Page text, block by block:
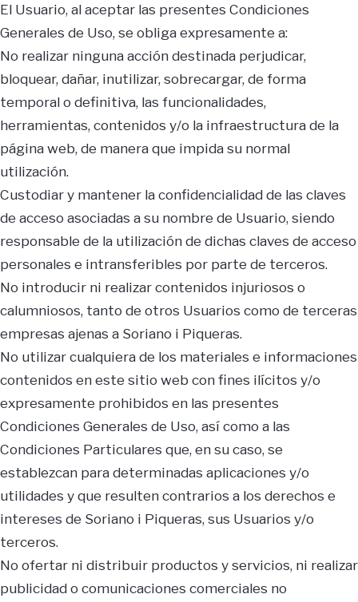
El Usuario, al aceptar las presentes Condiciones
Generales de Uso, se obliga expresamente a:
No realizar ninguna acción destinada perjudicar,
bloquear, dañar, inutilizar, sobrecargar, de forma
temporal o definitiva, las funcionalidades,
herramientas, contenidos y/o la infraestructura de la
página web, de manera que impida su normal
utilización.
Custodiar y mantener la confidencialidad de las claves
de acceso asociadas a su nombre de Usuario, siendo
responsable de la utilización de dichas claves de acceso
personales e intransferibles por parte de terceros.
No introducir ni realizar contenidos injuriosos o
calumniosos, tanto de otros Usuarios como de terceras
empresas ajenas a Soriano i Piqueras.
No utilizar cualquiera de los materiales e informaciones
contenidos en este sitio web con fines ilícitos y/o
expresamente prohibidos en las presentes
Condiciones Generales de Uso, así como a las
Condiciones Particulares que, en su caso, se
establezcan para determinadas aplicaciones y/o
utilidades y que resulten contrarios a los derechos e
intereses de Soriano i Piqueras, sus Usuarios y/o
terceros.
No ofertar ni distribuir productos y servicios, ni realizar
publicidad o comunicaciones comerciales no